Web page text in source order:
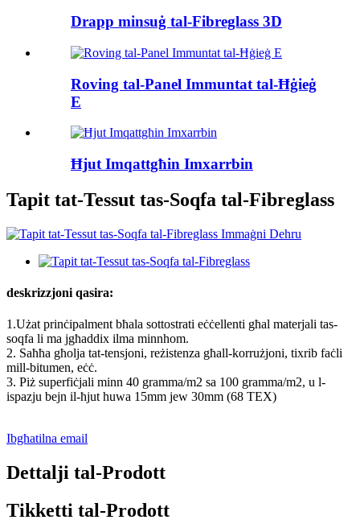
Drapp minsuġ tal-Fibreglass 3D
Roving tal-Panel Immuntat tal-Ħġieġ
E
Ħjut Imqattgħin Imxarrbin
Tapit tat-Tessut tas-Soqfa tal-Fibreglass
deskrizzjoni qasira:
1.Użat prinċipalment bħala sottostrati eċċellenti għal materjali tas-
soqfa li ma jgħaddix ilma minnhom.
2. Saħħa għolja tat-tensjoni, reżistenza għall-korrużjoni, tixrib faċli
mill-bitumen, eċċ.
3. Piż superfiċjali minn 40 gramma/m2 sa 100 gramma/m2, u l-
ispazju bejn il-ħjut huwa 15mm jew 30mm (68 TEX)
Ibgħatilna email
Dettalji tal-Prodott
Tikketti tal-Prodott